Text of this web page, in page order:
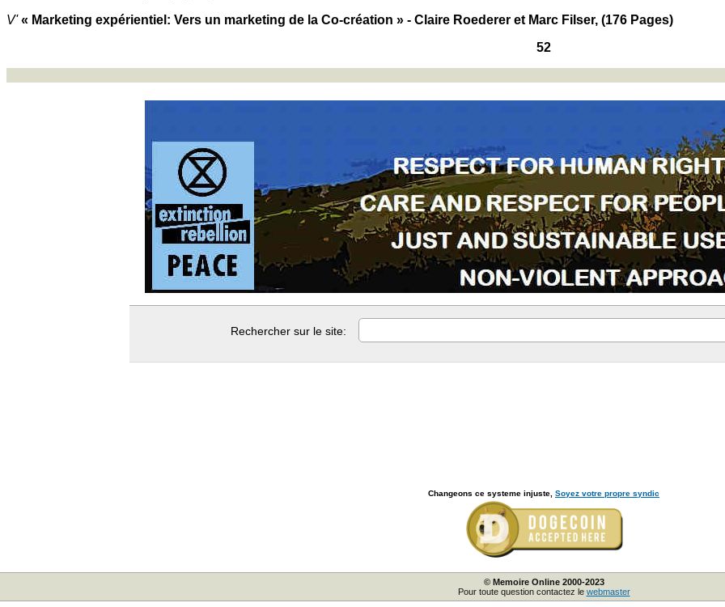
V'« Marketing expérientiel: Vers un marketing de la Co-création » - Claire Roederer et Marc Filser, (176 Pages)
52
Rechercher sur le site:
Changeons ce systeme injuste, Soyez votre propre syndic
© Memoire Online 2000-2023
Pour toute question contactez le webmaster